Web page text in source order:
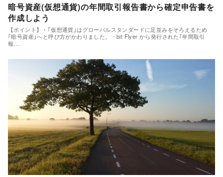
暗号資産(仮想通貨)の年間取引報告書から確定申告書を
作成しよう
【ポイント】・｢仮想通貨｣はグローバルスタンダードに足並みをそろえるため
｢暗号資産｣へと呼び方がかわりました。・bit Flyer から発行された｢年間取引
報…